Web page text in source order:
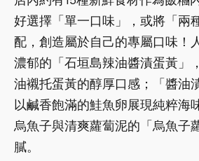
好選擇「單一口味」，或將「兩
配，創造屬於自己的專屬口味！
濃郁的「石垣島辣油醬漬蛋黃」
油襯托蛋黃的醇厚口感；「醬油
以鹹香飽滿的鮭魚卵展現純粹海
烏魚子與清爽蘿蔔泥的「烏魚子
膩。